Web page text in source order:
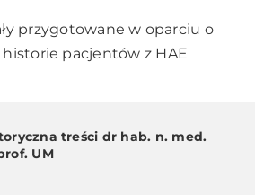
przygotowane w oparciu o
pacjentów z HAE
treści dr hab. n. med.
UM